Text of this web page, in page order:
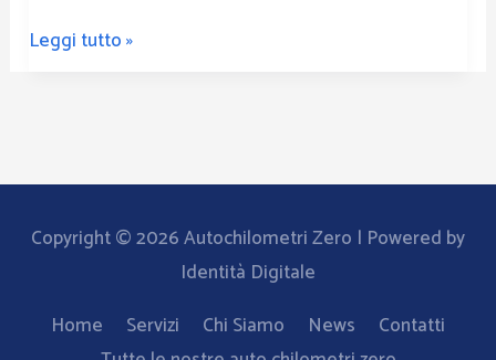
Leggi tutto »
Copyright © 2026Autochilometri Zero | Powered by
Identità Digitale
Home
Servizi Chi Siamo News
Contatti